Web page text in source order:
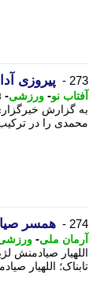
273 - پیروزی
آفتاب نو- ورزشی-
28
به گزارش
محمدی را در
274 - همسر
آرمان ملی-
اللهیار صیادمنش
تابناک؛ اللهیار